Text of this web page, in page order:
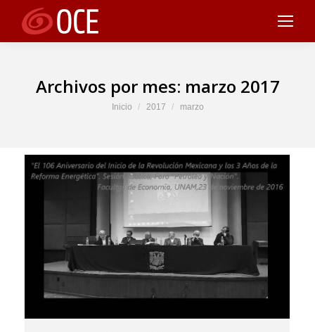
Archivos por mes: marzo 2017
Estás aquí:
Inicio 2017 marzo